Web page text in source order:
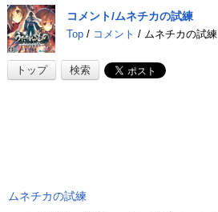
コメント/ムネチカの試練
Top/ コメント / ムネチカの試練
トップ 検索
ムネチカの試練